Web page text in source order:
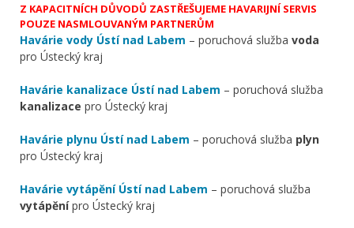
Z KAPACITNÍCH DŮVODŮ ZASTŘEŠUJEME HAVARIJNÍ SERVIS
POUZE NASMLOUVANÝM PARTNERŮM
Havárie vody Ústí nad Labem – poruchová služba voda
pro Ústecký kraj
Havárie kanalizace Ústí nad Labem – poruchová služba
kanalizace pro Ústecký kraj
Havárie plynu Ústí nad Labem – poruchová služba plyn
pro Ústecký kraj
Havárie vytápění Ústí nad Labem – poruchová služba
vytápěnípro Ústecký kraj